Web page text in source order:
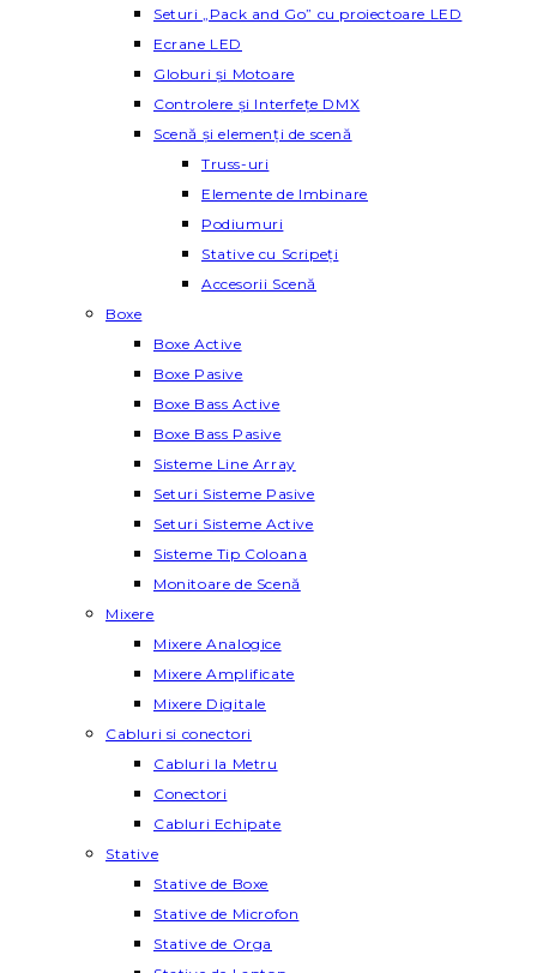
Seturi „Pack and Go” cu proiectoare LED
Ecrane LED
Globuri și Motoare
Controlere și Interfețe DMX
Scenă și elemenți de scenă
Truss-uri
Elemente de Imbinare
Podiumuri
Stative cu Scripeți
Accesorii Scenă
Boxe
Boxe Active
Boxe Pasive
Boxe Bass Active
Boxe Bass Pasive
Sisteme Line Array
Seturi Sisteme Pasive
Seturi Sisteme Active
Sisteme Tip Coloana
Monitoare de Scenă
Mixere
Mixere Analogice
Mixere Amplificate
Mixere Digitale
Cabluri si conectori
Cabluri la Metru
Conectori
Cabluri Echipate
Stative
Stative de Boxe
Stative de Microfon
Stative de Orga